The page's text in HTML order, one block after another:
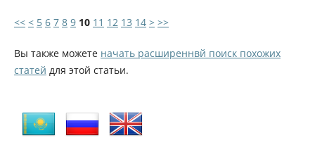
<< < 5 6 7 8 9 10 11 12 13 14 > >>
Вы также можете начать расширеннвй поиск похожих
статей для этой статьи.